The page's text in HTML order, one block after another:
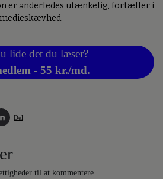
er anderledes utænkelig, fortæller i
lide det du læser?
- 55 kr./md.
Del
til at kommentere